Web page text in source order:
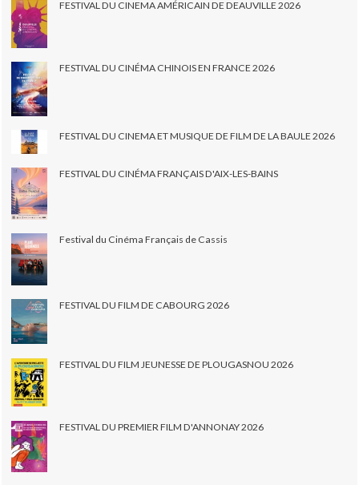
FESTIVAL DU CINEMA AMÉRICAIN DE DEAUVILLE 2026
FESTIVAL DU CINÉMA CHINOIS EN FRANCE 2026
FESTIVAL DU CINEMA ET MUSIQUE DE FILM DE LA BAULE 2026
FESTIVAL DU CINÉMA FRANÇAIS D'AIX-LES-BAINS
Festival du Cinéma Français de Cassis
FESTIVAL DU FILM DE CABOURG 2026
FESTIVAL DU FILM JEUNESSE DE PLOUGASNOU 2026
FESTIVAL DU PREMIER FILM D'ANNONAY 2026